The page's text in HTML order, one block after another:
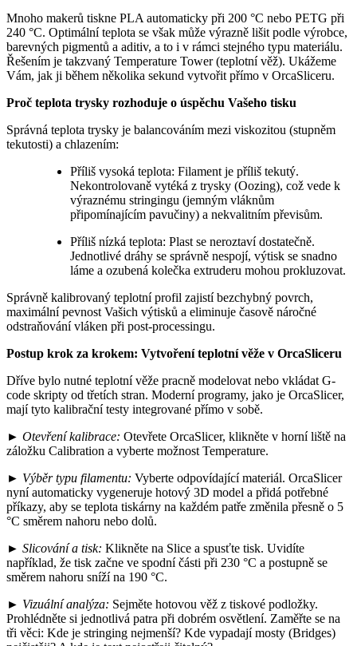
Mnoho makerů tiskne PLA automaticky při 200 °C nebo PETG při
240 °C. Optimální teplota se však může výrazně lišit podle výrobce,
barevných pigmentů a aditiv, a to i v rámci stejného typu materiálu.
Řešením je takzvaný Temperature Tower (teplotní věž). Ukážeme
Vám, jak ji během několika sekund vytvořit přímo v OrcaSliceru.
Proč teplota trysky rozhoduje o úspěchu Vašeho tisku
Správná teplota trysky je balancováním mezi viskozitou (stupněm
tekutosti) a chlazením:
Příliš vysoká teplota: Filament je příliš tekutý.
Nekontrolovaně vytéká z trysky (Oozing), což vede k
výraznému stringingu (jemným vláknům
připomínajícím pavučiny) a nekvalitním převisům.
Příliš nízká teplota: Plast se neroztaví dostatečně.
Jednotlivé dráhy se správně nespojí, výtisk se snadno
láme a ozubená kolečka extruderu mohou prokluzovat.
Správně kalibrovaný teplotní profil zajistí bezchybný povrch,
maximální pevnost Vašich výtisků a eliminuje časově náročné
odstraňování vláken při post-processingu.
Postup krok za krokem: Vytvoření teplotní věže v OrcaSliceru
Dříve bylo nutné teplotní věže pracně modelovat nebo vkládat G-
code skripty od třetích stran. Moderní programy, jako je OrcaSlicer,
mají tyto kalibrační testy integrované přímo v sobě.
► Otevření kalibrace: Otevřete OrcaSlicer, klikněte v horní liště na
záložku Calibration a vyberte možnost Temperature.
► Výběr typu filamentu: Vyberte odpovídající materiál. OrcaSlicer
nyní automaticky vygeneruje hotový 3D model a přidá potřebné
příkazy, aby se teplota tiskárny na každém patře změnila přesně o 5
°C směrem nahoru nebo dolů.
► Slicování a tisk: Klikněte na Slice a spusťte tisk. Uvidíte
například, že tisk začne ve spodní části při 230 °C a postupně se
směrem nahoru sníží na 190 °C.
► Vizuální analýza: Sejměte hotovou věž z tiskové podložky.
Prohlédněte si jednotlivá patra při dobrém osvětlení. Zaměřte se na
tři věci: Kde je stringing nejmenší? Kde vypadají mosty (Bridges)